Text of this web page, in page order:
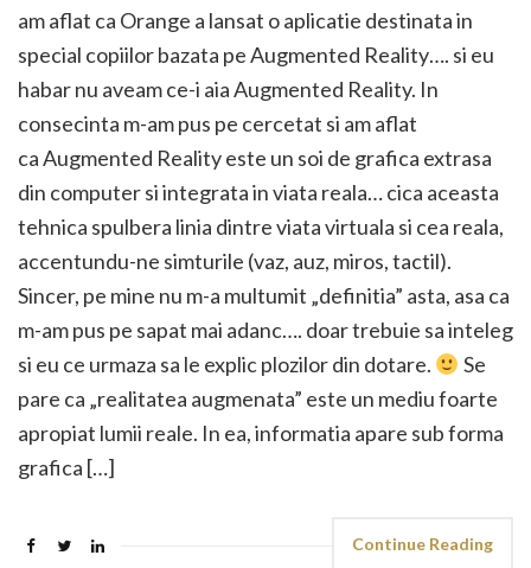
am aflat ca Orange a lansat o aplicatie destinata in
special copiilor bazata pe Augmented Reality…. si eu
habar nu aveam ce-i aia Augmented Reality. In
consecinta m-am pus pe cercetat si am aflat
ca Augmented Reality este un soi de grafica extrasa
din computer si integrata in viata reala… cica aceasta
tehnica spulbera linia dintre viata virtuala si cea reala,
accentundu-ne simturile (vaz, auz, miros, tactil).
Sincer, pe mine nu m-a multumit „definitia” asta, asa ca
m-am pus pe sapat mai adanc…. doar trebuie sa inteleg
si eu ce urmaza sa le explic plozilor din dotare.
Se
pare ca „realitatea augmenata” este un mediu foarte
apropiat lumii reale. In ea, informatia apare sub forma
grafica […]
Continue Reading